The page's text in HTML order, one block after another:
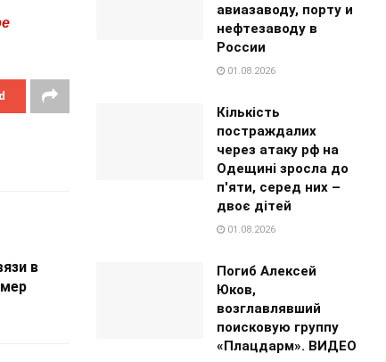
в
авиазаводу, порту и
нефтезаводу в
России
01.08.2026
Кількість
постраждалих
через атаку рф на
Одещині зросла до
п'яти, серед них –
двоє дітей
01.08.2026
Погиб Алексей
Юков,
возглавлявший
поисковую группу
«Плацдарм». ВИДЕО